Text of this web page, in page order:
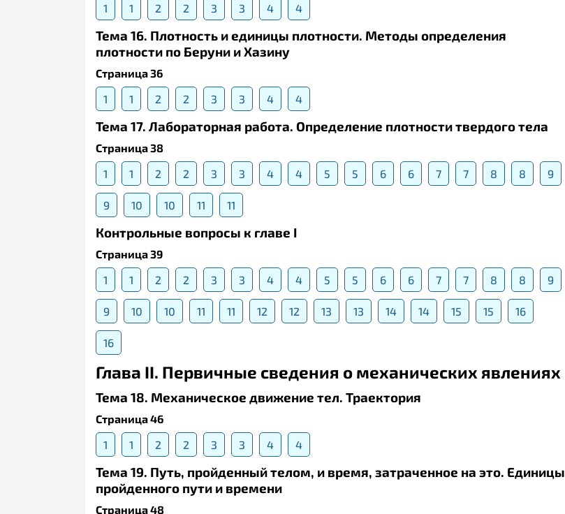
1
1 2 2 3 3 4 4
Тема 16. Плотность и единицы плотности. Методы определения
плотности по Беруни и Хазину
Страница 36
1
1 2 2 3 3 4 4
Тема 17. Лабораторная работа. Определение плотности твердого тела
Страница 38
1
1 2 2 3 3 4 4 5 5 6 6 7 7 8 8 9
9 10 10 11 11
Контрольные вопросы к главе I
Страница 39
1
1 2 2 3 3 4 4 5 5 6 6 7 7 8 8 9
9 10 10 11 11 12 12 13 13 14 14 15 15 16
16
Глава II. Первичные сведения о механических явлениях
Тема 18. Механическое движение тел. Траектория
Страница 46
1
1 2 2 3 3 4 4
Тема 19. Путь, пройденный телом, и время, затраченное на это. Единицы
пройденного пути и времени
Страница 48